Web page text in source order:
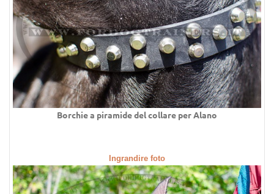
Borchie a piramide del collare per Alano
Ingrandire foto